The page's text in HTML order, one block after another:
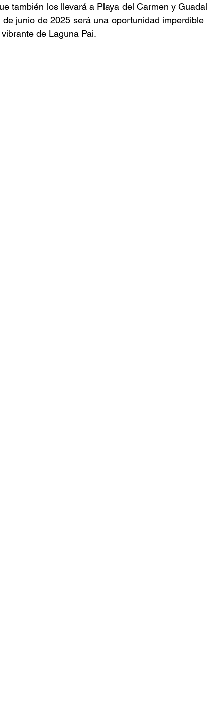
también los llevará a Playa del Carmen y
junio de 2025 será una oportunidad
de Laguna Pai.